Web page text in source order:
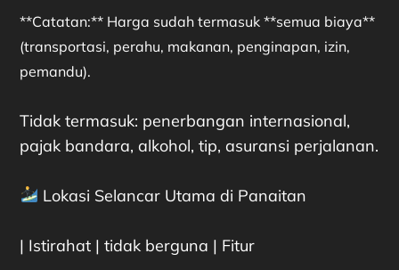
**Catatan:** Harga sudah termasuk **semua biaya**
(transportasi, perahu, makanan, penginapan, izin,
pemandu).
Tidak termasuk: penerbangan internasional,
pajak bandara, alkohol, tip, asuransi perjalanan.
Lokasi Selancar Utama di Panaitan
| Istirahat | tidak berguna | Fitur